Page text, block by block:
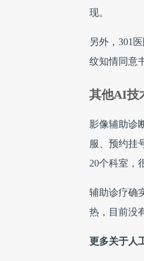
现。
另外，301
纹知情同意
其他AI技
影像辅助诊
服、预约挂
20个科室，
辅助诊疗确
热，目前没
更多关于人